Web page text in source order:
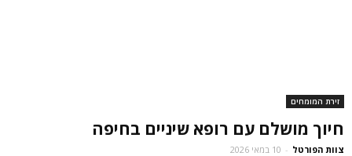
זירת המומחים
חיוך מושלם עם רופא שיניים בחיפה
צוות הפורטל - 10 במאי 2026